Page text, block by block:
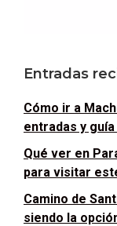
Entradas
Cómo ir a
entradas y
Qué ver en
para visitar
Camino de
siendo la